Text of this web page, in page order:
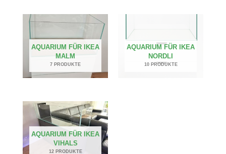
AQUARIUM FÜR IKEA
MALM
7 PRODUKTE
AQUARIUM FÜR IKEA
NORDLI
10 PRODUKTE
AQUARIUM FÜR IKEA
VIHALS
12 PRODUKTE